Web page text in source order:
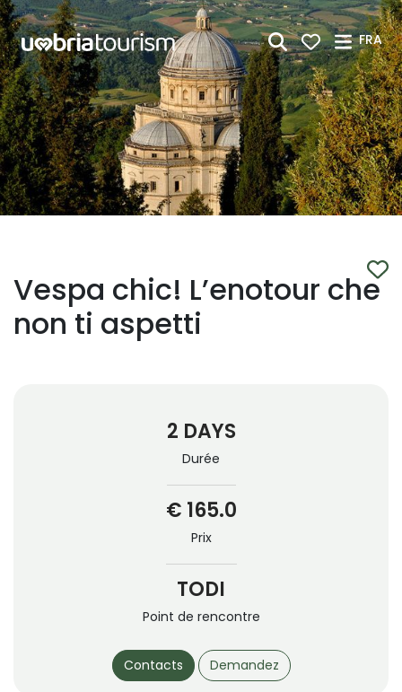
Saut au contenu principal
FRA
Vespa chic! L’enotour che
non ti aspetti
2 DAYS
Durée
€ 165.0
Prix
TODI
Point de rencontre
Contacts Demandez